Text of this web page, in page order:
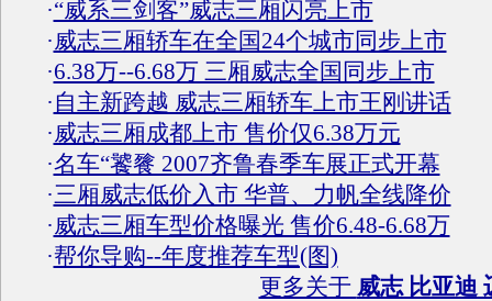
·“威系三剑客”威志三厢闪亮上市
·威志三厢轿车在全国24个城市同步上市
·6.38万--6.68万 三厢威志全国同步上市
· 自主新跨越 威志三厢轿车上市王刚讲话
·威志三厢成都上市 售价仅6.38万元
·名车“饕餮 2007齐鲁春季车展正式开幕
·三厢威志低价入市 华普、力帆全线降价
·威志三厢车型价格曝光 售价6.48-6.68万
·帮你导购--年度推荐车型(图)
更多关于 威志 比亚迪